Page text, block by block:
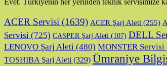
Evet. Türkiyenin her yerinden teknik servisimize
ACER Servisi (1639) ACER Şarj Aleti (255)
Servisi (725) CASPER Şarj Aleti (107) DELL
LENOVO Şarj Aleti (480) MONSTER Servisi
TOSHIBA Şarj Aleti (329) Ümraniye